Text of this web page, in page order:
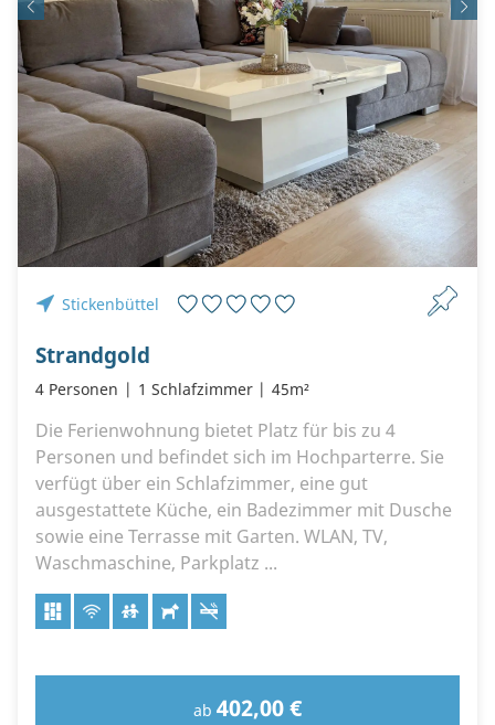
Stickenbüttel
Strandgold
4 Personen 1 Schlafzimmer 45m²
Die Ferienwohnung bietet Platz für bis zu 4
Personen und befindet sich im Hochparterre. Sie
verfügt über ein Schlafzimmer, eine gut
ausgestattete Küche, ein Badezimmer mit Dusche
sowie eine Terrasse mit Garten. WLAN, TV,
Waschmaschine, Parkplatz ...
ab 402,00 €